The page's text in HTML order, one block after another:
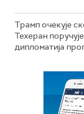
Трамп очекује
Техеран
дипломатија